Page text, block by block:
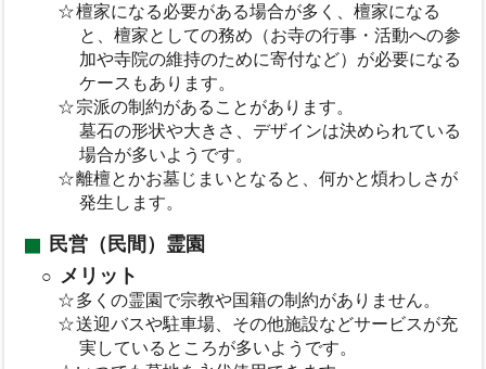
檀家になる必要がある場合が多く、檀家になる
と、檀家としての務め（お寺の行事・活動への参
加や寺院の維持のために寄付など）が必要になる
ケースもあります。
宗派の制約があることがあります。
墓石の形状や大きさ、デザインは決められている
場合が多いようです。
離檀とかお墓じまいとなると、何かと煩わしさが
発生します。
民営（民間）霊園
メリット
多くの霊園で宗教や国籍の制約がありません。
送迎バスや駐車場、その他施設などサービスが充
実しているところが多いようです。